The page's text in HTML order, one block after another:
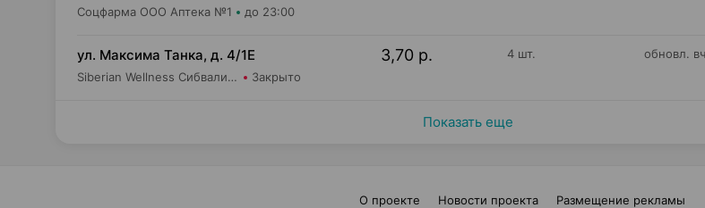
Соцфарма ООО Аптека №1 до 23:00
ул. Максима Танка, д. 4/1Е
Siberian Wellness Сибвалио-Бел ИООО Аптека №1 Закрыто
3,70 р. 4 шт. обновл.
Показать еще
О проекте Новости проекта
Размещение рекламы